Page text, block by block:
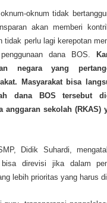
oknum tidak
akan memberi
tidak perlu lagi kerepotan
dana BOS.
negara yang
Masyarakat bisa
dana BOS tersebut
anggaran sekolah (RKAS)
Didik Suhardi,
direvisi jika dalam
lebih prioritas yang harus